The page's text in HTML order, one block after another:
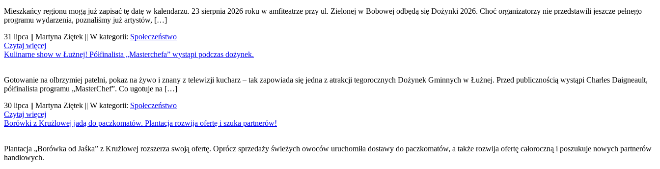
Mieszkańcy regionu mogą już zapisać tę datę w kalendarzu. 23 sierpnia 2026 roku w amfiteatrze przy ul. Zielonej w Bobowej odbędą się Dożynki 2026. Choć organizatorzy nie przedstawili jeszcze pełnego
programu wydarzenia, poznaliśmy już artystów, […]
31 lipca || Martyna Ziętek || W kategorii: Społeczeństwo
Czytaj więcej
Kulinarne show w Łużnej! Półfinalista „Masterchefa” wystąpi podczas dożynek.
Gotowanie na olbrzymiej patelni, pokaz na żywo i znany z telewizji kucharz – tak zapowiada się jedna z atrakcji tegorocznych Dożynek Gminnych w Łużnej. Przed publicznością wystąpi Charles Daigneault,
półfinalista programu „MasterChef”. Co ugotuje na […]
30 lipca || Martyna Ziętek || W kategorii: Społeczeństwo
Czytaj więcej
Borówki z Krużlowej jadą do paczkomatów. Plantacja rozwija ofertę i szuka partnerów!
Plantacja „Borówka od Jaśka” z Krużlowej rozszerza swoją ofertę. Oprócz sprzedaży świeżych owoców uruchomiła dostawy do paczkomatów, a także rozwija ofertę całoroczną i poszukuje nowych partnerów
handlowych.